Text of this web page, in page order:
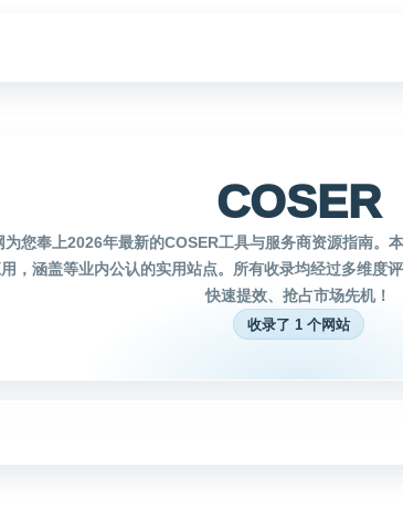
COSER
为您奉上2026年最新的COSER工具与服务商资源指南。
，涵盖等业内公认的实用站点。所有收录均经过多维度
快速提效、抢占市场先机！
收录了 1 个网站